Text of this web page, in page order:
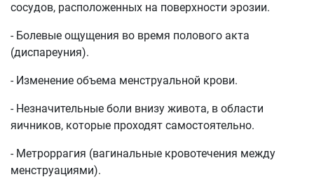
сосудов, расположенных на поверхности эрозии.
- Болевые ощущения во время полового акта
(диспареуния).
- Изменение объема менструальной крови.
- Незначительные боли внизу живота, в области
яичников, которые проходят самостоятельно.
- Метроррагия (вагинальные кровотечения между
менструациями).